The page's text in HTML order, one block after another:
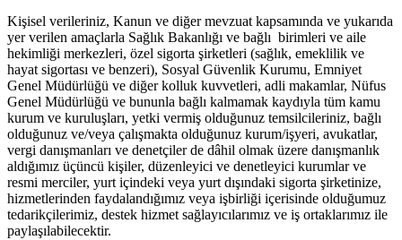
Kişisel verileriniz, Kanun ve diğer mevzuat kapsamında ve yukarıda
yer verilen amaçlarla Sağlık Bakanlığı ve bağlı birimleri ve aile
hekimliği merkezleri, özel sigorta şirketleri (sağlık, emeklilik ve
hayat sigortası ve benzeri), Sosyal Güvenlik Kurumu, Emniyet
Genel Müdürlüğü ve diğer kolluk kuvvetleri, adli makamlar, Nüfus
Genel Müdürlüğü ve bununla bağlı kalmamak kaydıyla tüm kamu
kurum ve kuruluşları, yetki vermiş olduğunuz temsilcileriniz, bağlı
olduğunuz ve/veya çalışmakta olduğunuz kurum/işyeri, avukatlar,
vergi danışmanları ve denetçiler de dâhil olmak üzere danışmanlık
aldığımız üçüncü kişiler, düzenleyici ve denetleyici kurumlar ve
resmi merciler, yurt içindeki veya yurt dışındaki sigorta şirketinize,
hizmetlerinden faydalandığımız veya işbirliği içerisinde olduğumuz
tedarikçilerimiz, destek hizmet sağlayıcılarımız ve iş ortaklarımız ile
paylaşılabilecektir.